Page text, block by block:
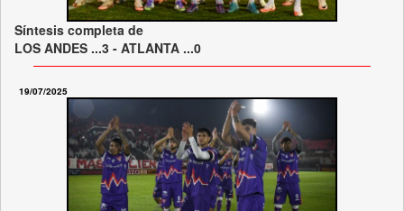
Síntesis completa de
LOS ANDES ...3 - ATLANTA ...0
19/07/2025